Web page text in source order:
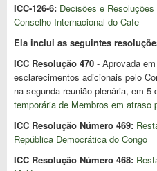
ICC-126-6: Decisões e
Conselho Internacional do Cafe
Ela inclui as seguintes
ICC Resolução 470 - Aprovada
esclarecimentos adicionais pelo
na segunda reunião plenária, em 5
temporária de Membros em atraso
ICC Resolução Número 469:
República Democrática do Congo
ICC Resolução Número 468: